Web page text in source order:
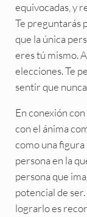
equivocadas, y
Te preguntarás
que la única
eres tú mismo.
elecciones. Te
sentir que
En conexión
con el ánima
como una
persona en la
persona que
potencial de
lograrlo es